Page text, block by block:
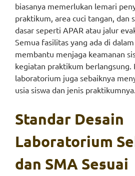
biasanya memerlukan lemari
praktikum, area cuci tangan, dan
dasar seperti APAR atau jalur
Semua fasilitas yang ada di
membantu menjaga keamanan
kegiatan praktikum
laboratorium juga sebaiknya
usia siswa dan jenis praktikumnya.
Standar Desain
Laboratorium
dan SMA Sesuai